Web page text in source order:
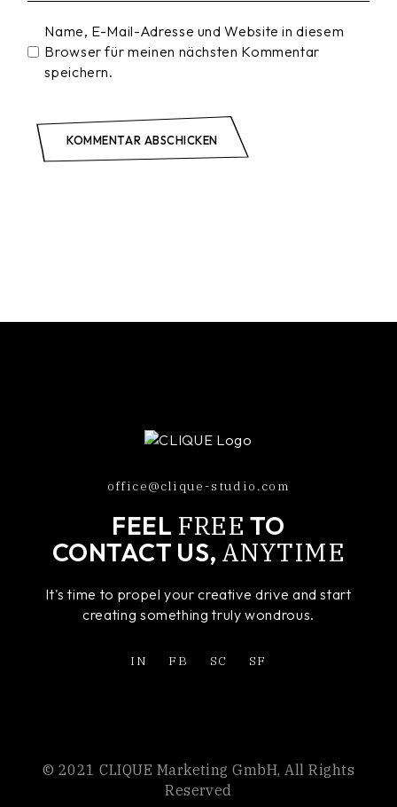
Name, E-Mail-Adresse und Website in diesem
Browser für meinen nächsten Kommentar
speichern.
KOMMENTAR ABSCHICKEN
office@clique-studio.com
FEEL FREE TO
CONTACT US, ANYTIME
It's time to propel your creative drive and start
creating something truly wondrous.
IN FB SC SF
© 2021 CLIQUE Marketing GmbH, All Rights
Reserved